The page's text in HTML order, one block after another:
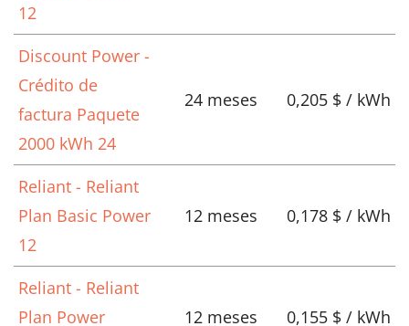
12
Discount Power -
Crédito de
factura Paquete
2000 kWh 24
24 meses 0,205 $ / kWh
Reliant - Reliant
Plan Basic Power
12
12 meses 0,178 $ / kWh
Reliant - Reliant
Plan Power
12 meses 0,155 $ / kWh